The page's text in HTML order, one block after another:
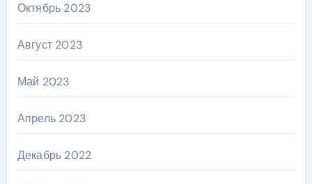
Октябрь 2023
Август 2023
Май 2023
Апрель 2023
Декабрь 2022